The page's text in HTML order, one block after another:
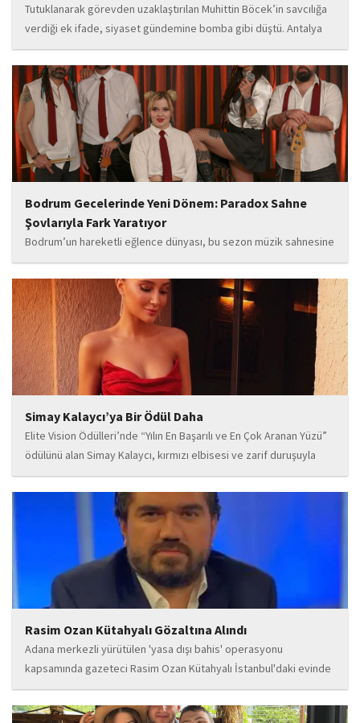
Tutuklanarak görevden uzaklaştırılan Muhittin Böcek’in savcılığa
verdiği ek ifade, siyaset gündemine bomba gibi düştü. Antalya
Cumhuriyet Savcılığı’na kendi isteğiyle başvurarak ifade verdiği
öğrenilen Böcek’in açıklamalarında, 31 Mart 2024 yerel
seçimleri...
Bodrum Gecelerinde Yeni Dönem: Paradox Sahne
Şovlarıyla Fark Yaratıyor
Bodrum’un hareketli eğlence dünyası, bu sezon müzik sahnesine
iddialı bir giriş yapan “Paradox” ile yeni bir enerji kazanıyor. Güçlü
sahne performansı, uluslararası standartlardaki repertuarı ve
deneyimli müzisyen kadrosuyla dikkat çeken...
Simay Kalaycı’ya Bir Ödül Daha
Elite Vision Ödülleri’nde “Yılın En Başarılı ve En Çok Aranan Yüzü”
ödülünü alan Simay Kalaycı, kırmızı elbisesi ve zarif duruşuyla
geceye damga vurdu. Takı markasıyla da dikkat çeken Kalaycı,
Wilma...
Rasim Ozan Kütahyalı Gözaltına Alındı
Adana merkezli yürütülen 'yasa dışı bahis' operasyonu
kapsamında gazeteci Rasim Ozan Kütahyalı İstanbul'daki evinde
gözaltına alındı.